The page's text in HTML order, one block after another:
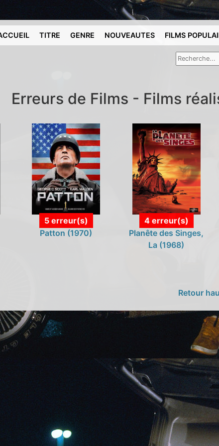
TITRE GENRE NOUVEAUTES FILMS
Erreurs de Films - Films
5 erreur(s)
Patton (1970)
4 erreur(s)
Planête des Singes,
La (1968)
Retour